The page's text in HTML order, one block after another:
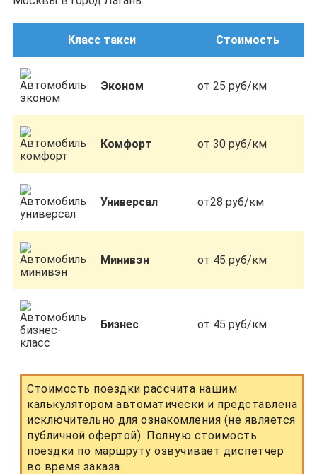
Класс такси Стоимость
Эконом от 25 руб/км
Комфорт от 30 руб/км
Универсал от28 руб/км
Минивэн от 45 руб/км
Бизнес от 45 руб/км
Стоимость поездки рассчита нашим
калькулятором автоматически и представлена
исключительно для ознакомления (не является
публичной офертой). Полную стоимость
поездки по маршруту озвучивает диспетчер
во время заказа.